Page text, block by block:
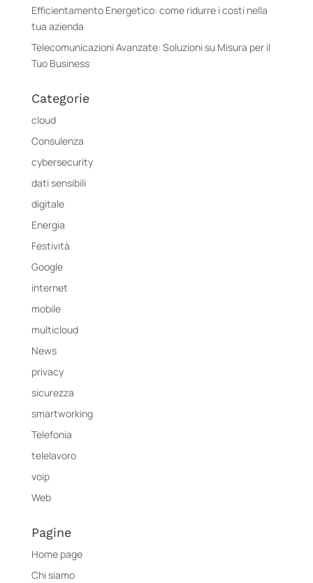
Efficientamento Energetico: come ridurre i costi nella
tua azienda
Telecomunicazioni Avanzate: Soluzioni su Misura per il
Tuo Business
Categorie
cloud
Consulenza
cybersecurity
dati sensibili
digitale
Energia
Festività
Google
internet
mobile
multicloud
News
privacy
sicurezza
smartworking
Telefonia
telelavoro
voip
Web
Pagine
Home page
Chi siamo